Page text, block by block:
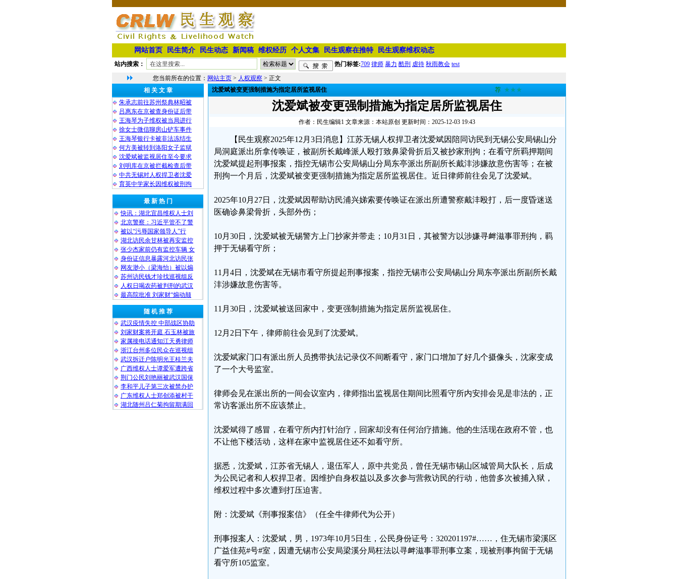
网站首页 民生简介 民生动态 新闻稿 维权经历 个人文集 民生观察在推特 民生观察维权动态
站内搜索： 热门标签:709 律师 暴力 酷刑 虐待 秋雨教会 test
您当前所在的位置： 网站主页 > 人权观察 > 正文
相 关 文 章
朱承志前往苏州祭典林昭被
吕惠东在京被查身份证后带
王海琴为子维权被当局进行
徐女士微信聊房山铲车事件
王海琴银行卡被非法冻结生
何方美被转到洛阳女子监狱
沈爱斌被监视居住至今要求
刘明库在京被拦截检查后带
中共无锡对人权捍卫者沈爱
育英中学家长因维权被刑拘
最 新 热 门
快讯：湖北宜昌维权人士刘
北京警察：习近平管不了警
被以“污辱国家领导人”行
湖北访民余甘林被再安监控
张少杰家前仍有监控车辆 女
身份证信息暴露河北访民张
网友渺小（梁海怡）被以煽
苏州访民钱才珍找巡视组反
人权日喝农药被判刑的武汉
最高院批准 刘家财“煽动颠
随 机 推 荐
武汉疫情失控 中部战区协助
刘家财案将开庭 石玉林被旅
家属接电话通知江天勇律师
浙江台州多位民众在巡视组
武汉拆迁户陈明光王桂兰夫
广西维权人士谭爱军遭跨省
荆门公民刘艳丽被武汉国保
李和平儿子第三次被禁办护
广东维权人士郑创添被村干
湖北随州吕仁菊拘留期满回
沈爱斌被变更强制措施为指定居所监视居住 荐 ★★★
沈爱斌被变更强制措施为指定居所监视居住
作者：民生编辑1 文章来源：本站原创 更新时间：2025-12-03 19:43
【民生观察2025年12月3日消息】江苏无锡人权捍卫者沈爱斌因陪同访民到无锡公安局锡山分
局洞庭派出所拿传唤证，被副所长戴峰派人殴打致鼻梁骨折后又被抄家刑拘；在看守所羁押期间
沈爱斌提起刑事报案，指控无锡市公安局锡山分局东亭派出所副所长戴沣涉嫌故意伤害等；在被
刑拘一个月后，沈爱斌被变更强制措施为指定居所监视居住。近日律师前往会见了沈爱斌。
2025年10月27日，沈爱斌因帮助访民浦兴娣索要传唤证在派出所遭警察戴沣殴打，后一度昏迷送
医确诊鼻梁骨折，头部外伤；
10月30日，沈爱斌被无锡警方上门抄家并带走；10月31日，其被警方以涉嫌寻衅滋事罪刑拘，羁
押于无锡看守所；
11月4日，沈爱斌在无锡市看守所提起刑事报案，指控无锡市公安局锡山分局东亭派出所副所长戴
沣涉嫌故意伤害等。
11月30日，沈爱斌被送回家中，变更强制措施为指定居所监视居住。
12月2日下午，律师前往会见到了沈爱斌。
沈爱斌家门口有派出所人员携带执法记录仪不间断看守，家门口增加了好几个摄像头，沈家变成
了一个大号监室。
律师会见在派出所的一间会议室内，律师指出监视居住期间比照看守所内安排会见是非法的，正
常访客派出所不应该禁止。
沈爱斌得了感冒，在看守所内打针治疗，回家却没有任何治疗措施。他的生活现在政府不管，也
不让他下楼活动，这样在家中监视居住还不如看守所。
据悉，沈爱斌，江苏省无锡人，退伍军人，原中共党员，曾任无锡市锡山区城管局大队长，后成
为公民记者和人权捍卫者。因维护自身权益以及多次参与营救访民的行动，他曾多次被捕入狱，
维权过程中多次遭到打压迫害。
附：沈爱斌《刑事报案信》（任全牛律师代为公开）
刑事报案人：沈爱斌，男，1973年10月5日生，公民身份证号：320201197#……，住无锡市梁溪区
广益佳苑#号#室，因遭无锡市公安局梁溪分局枉法以寻衅滋事罪刑事立案，现被刑事拘留于无锡
看守所105监室。